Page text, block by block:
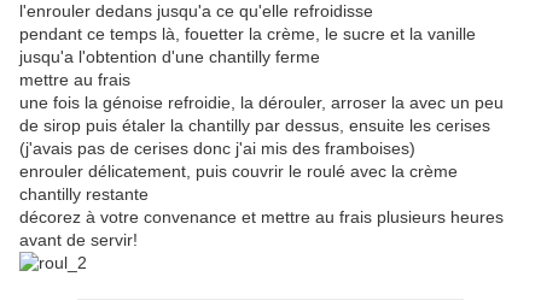
l'enrouler dedans jusqu'a ce qu'elle refroidisse
pendant ce temps là, fouetter la crème, le sucre et la vanille
jusqu'a l'obtention d'une chantilly ferme
mettre au frais
une fois la génoise refroidie, la dérouler, arroser la avec un peu
de sirop puis étaler la chantilly par dessus, ensuite les cerises
(j'avais pas de cerises donc j'ai mis des framboises)
enrouler délicatement, puis couvrir le roulé avec la crème
chantilly restante
décorez à votre convenance et mettre au frais plusieurs heures
avant de servir!